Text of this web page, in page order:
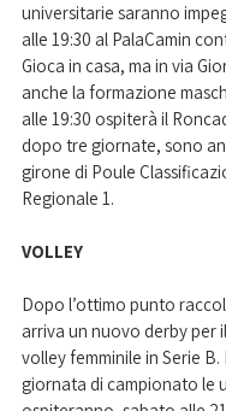
universitarie saranno
alle 19:30 al PalaCamin
Gioca in casa, ma in via
anche la formazione
alle 19:30 ospiterà il
dopo tre giornate, sono
girone di Poule
Regionale 1.
VOLLEY
Dopo l’ottimo punto
arriva un nuovo derby per
volley femminile in Serie B.
giornata di campionato le